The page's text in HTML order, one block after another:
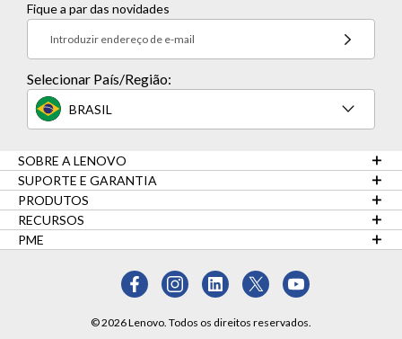
Fique a par das novidades
Introduzir endereço de e-mail
Selecionar País/Região:
BRASIL
SOBRE A LENOVO
SUPORTE E GARANTIA
PRODUTOS
RECURSOS
PME
© 2026 Lenovo. Todos os direitos reservados.